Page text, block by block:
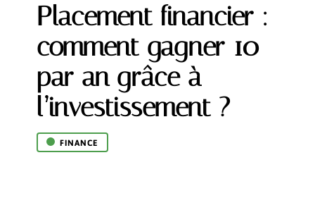
Placement financier :
comment gagner 10
par an grâce à
l’investissement ?
FINANCE